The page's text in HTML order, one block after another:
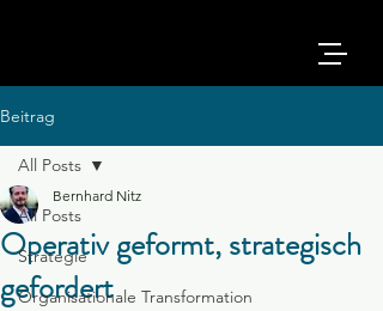
Beitrag
All Posts
Strategie
Organisationale Transformation
All Posts
Operativ geformt, strategisch
gefordert
Bernhard Nitz